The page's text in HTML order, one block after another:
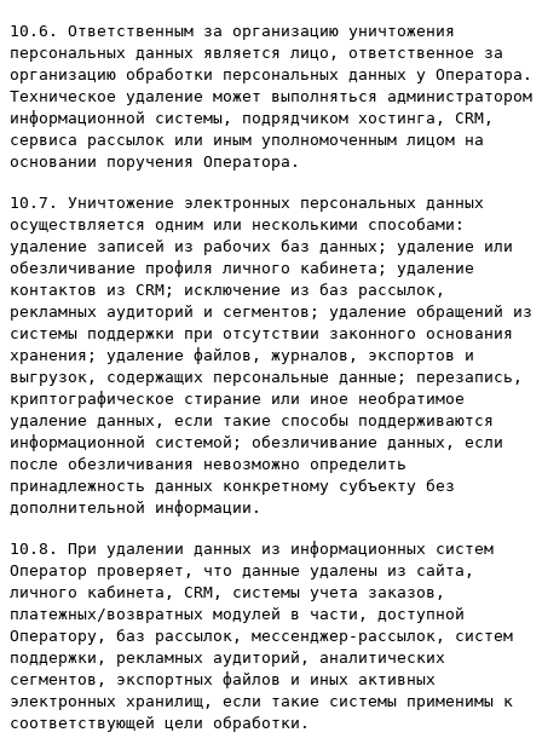
10.6. Ответственным за организацию уничтожения
персональных данных является лицо, ответственное за
организацию обработки персональных данных у Оператора.
Техническое удаление может выполняться администратором
информационной системы, подрядчиком хостинга, CRM,
сервиса рассылок или иным уполномоченным лицом на
основании поручения Оператора.
10.7. Уничтожение электронных персональных данных
осуществляется одним или несколькими способами:
удаление записей из рабочих баз данных; удаление или
обезличивание профиля личного кабинета; удаление
контактов из CRM; исключение из баз рассылок,
рекламных аудиторий и сегментов; удаление обращений из
системы поддержки при отсутствии законного основания
хранения; удаление файлов, журналов, экспортов и
выгрузок, содержащих персональные данные; перезапись,
криптографическое стирание или иное необратимое
удаление данных, если такие способы поддерживаются
информационной системой; обезличивание данных, если
после обезличивания невозможно определить
принадлежность данных конкретному субъекту без
дополнительной информации.
10.8. При удалении данных из информационных систем
Оператор проверяет, что данные удалены из сайта,
личного кабинета, CRM, системы учета заказов,
платежных/возвратных модулей в части, доступной
Оператору, баз рассылок, мессенджер-рассылок, систем
поддержки, рекламных аудиторий, аналитических
сегментов, экспортных файлов и иных активных
электронных хранилищ, если такие системы применимы к
соответствующей цели обработки.